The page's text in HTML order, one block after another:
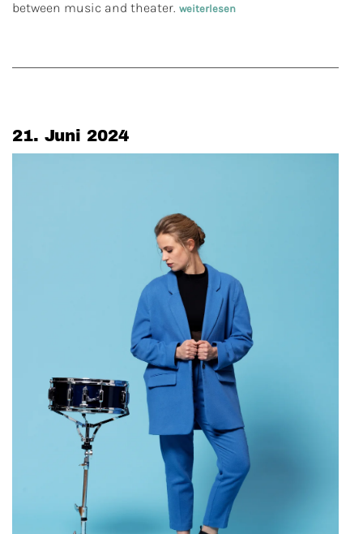
between music and theater. weiterlesen
21. Juni 2024